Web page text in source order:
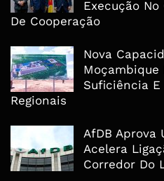
Execução No
De Cooperação
Nova
Moçambique
Suficiência E
Regionais
AfDB Aprova
Acelera
Corredor Do